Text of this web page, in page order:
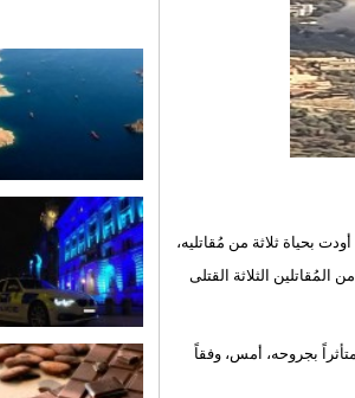
بحياة ثلاثة من مُقاتليه،
المُقاتلين الثلاثة القتلى
بجروحه، أمس، وفقاً